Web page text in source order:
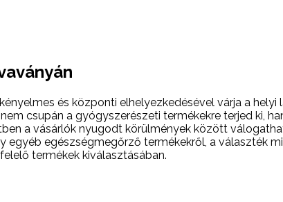
és központi elhelyezkedésével várja a
csupán a gyógyszerészeti termékekre terjed ki,
a vásárlók nyugodt körülmények között
egészségmegőrző termékekről, a választék
termékek kiválasztásában.